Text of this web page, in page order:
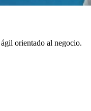
orientado al negocio.